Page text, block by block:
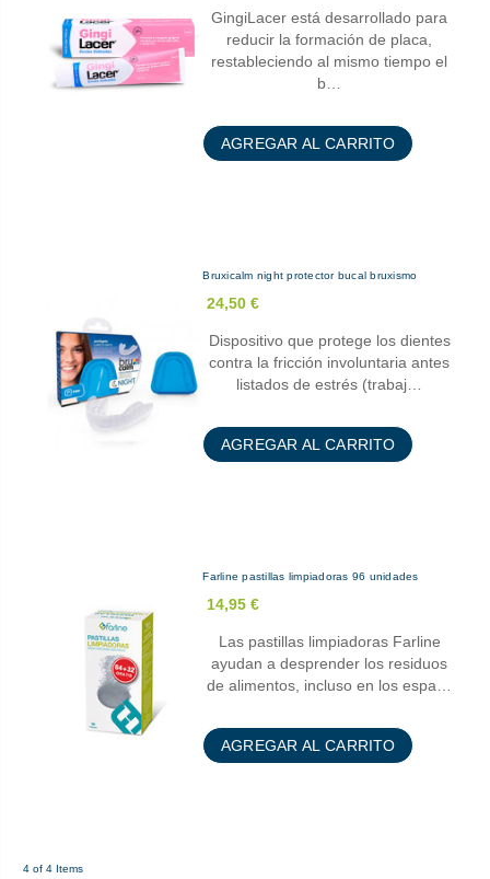
GingiLacer está desarrollado para
reducir la formación de placa,
restableciendo al mismo tiempo el
b…
AGREGAR AL CARRITO
Bruxicalm night protector bucal bruxismo
24,50 €
Dispositivo que protege los dientes
contra la fricción involuntaria antes
listados de estrés (trabaj…
AGREGAR AL CARRITO
Farline pastillas limpiadoras 96 unidades
14,95 €
Las pastillas limpiadoras Farline
ayudan a desprender los residuos
de alimentos, incluso en los espa…
AGREGAR AL CARRITO
4 of 4 Items